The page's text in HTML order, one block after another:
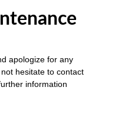
apologize for any
hesitate to contact
information